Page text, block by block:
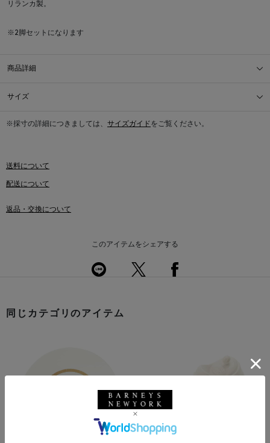
リランカ製。
※2脚セットになります
商品詳細
サイズ
※採寸の詳細につきましては、 サイズガイドをご覧ください。
送料について
配送について
返品・交換について
このアイテムをシェアする
同じカテゴリのアイテム